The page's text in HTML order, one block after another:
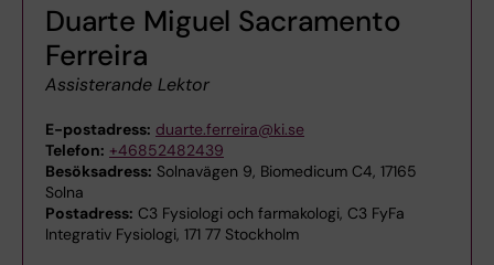
Duarte Miguel Sacramento
Ferreira
Assisterande Lektor
E-postadress: duarte.ferreira@ki.se
Telefon: +46852482439
Besöksadress: Solnavägen 9, Biomedicum C4, 17165
Solna
Postadress: C3 Fysiologi och farmakologi, C3 FyFa
Integrativ Fysiologi, 171 77 Stockholm